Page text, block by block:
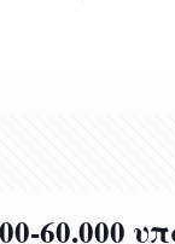
60.000